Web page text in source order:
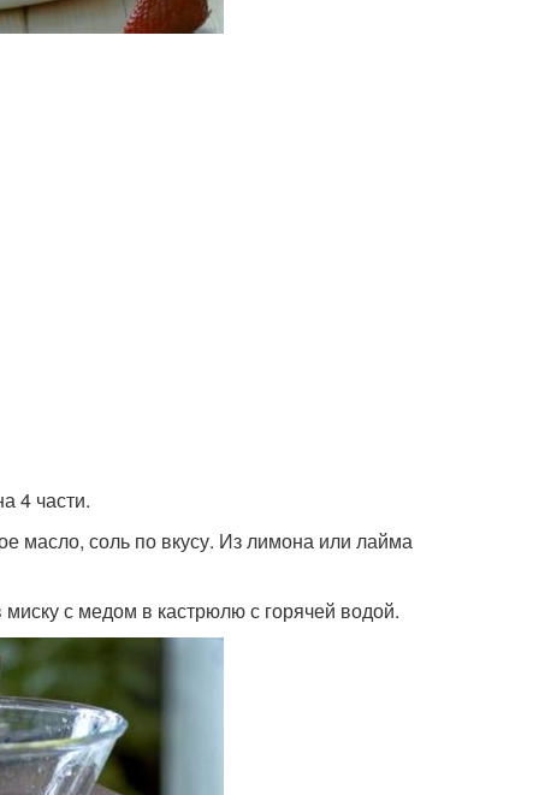
4 части.
масло, соль по вкусу. Из лимона или лайма
с медом в кастрюлю с горячей водой.